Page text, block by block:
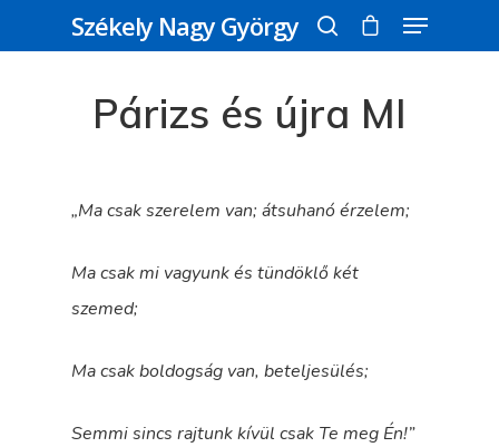
Üss egy entert a kereséshez, vagy nyomd
Székely Nagy György
Párizs és újra MI
„Ma csak szerelem van; átsuhanó érzelem;
Ma csak mi vagyunk és tündöklő két
szemed;
Ma csak boldogság van, beteljesülés;
Semmi sincs rajtunk kívül csak Te meg Én!”